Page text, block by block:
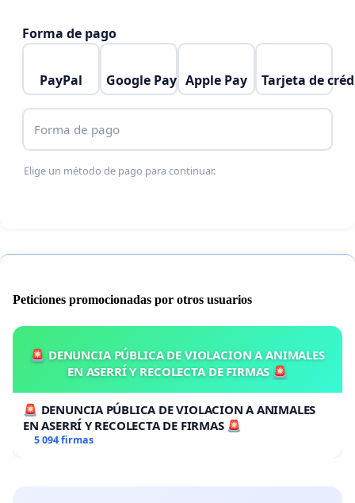
Forma de pago
PayPal Google Pay Apple Pay Tarjeta de
Forma de pago
Elige un método de pago para continuar.
Peticiones promocionadas por otros usuarios
🚨 DENUNCIA PÚBLICA DE VIOLACION A ANIMALES
EN ASERRÍ Y RECOLECTA DE FIRMAS 🚨
🚨 DENUNCIA PÚBLICA DE VIOLACION A ANIMALES
EN ASERRÍ Y RECOLECTA DE FIRMAS 🚨
5 094 firmas